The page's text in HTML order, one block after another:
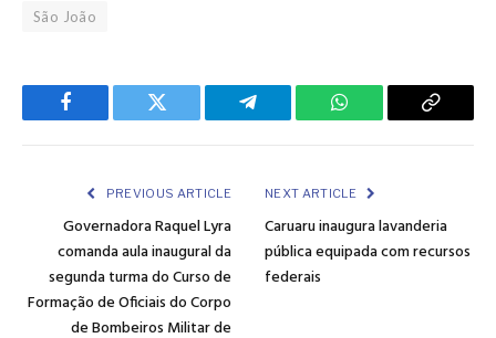
São João
Facebook Twitter Telegram WhatsApp Copy
PREVIOUS ARTICLE
Governadora Raquel Lyra
comanda aula inaugural da
segunda turma do Curso de
Formação de Oficiais do Corpo
de Bombeiros Militar de
NEXT ARTICLE
Caruaru inaugura lavanderia
pública equipada com recursos
federais